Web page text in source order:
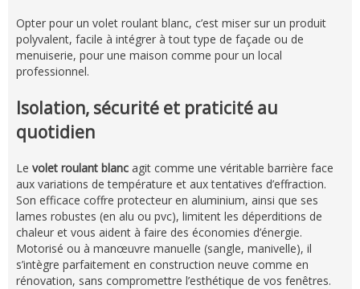
Opter pour un volet roulant blanc, c’est miser sur un produit
polyvalent, facile à intégrer à tout type de façade ou de
menuiserie, pour une maison comme pour un local
professionnel.
Isolation, sécurité et praticité au
quotidien
Le volet roulant blanc agit comme une véritable barrière face
aux variations de température et aux tentatives d’effraction.
Son efficace coffre protecteur en aluminium, ainsi que ses
lames robustes (en alu ou pvc), limitent les déperditions de
chaleur et vous aident à faire des économies d’énergie.
Motorisé ou à manœuvre manuelle (sangle, manivelle), il
s’intègre parfaitement en construction neuve comme en
rénovation, sans compromettre l’esthétique de vos fenêtres.